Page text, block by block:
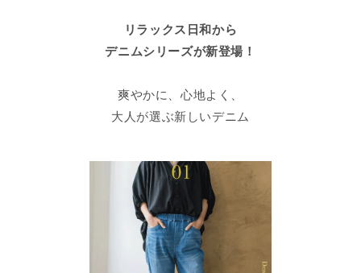
リラックス日和から
デニムシリーズが新登場！
爽やかに、心地よく、
大人が選ぶ新しいデニム